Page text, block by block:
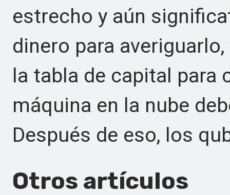
estrecho y aún
dinero para
la tabla de capital para
máquina en la nube
Después de eso, los
Otros artículos